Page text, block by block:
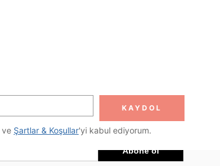
Abone ol
KAYDOL
ve Şartlar & Koşullar'yi kabul ediyorum.